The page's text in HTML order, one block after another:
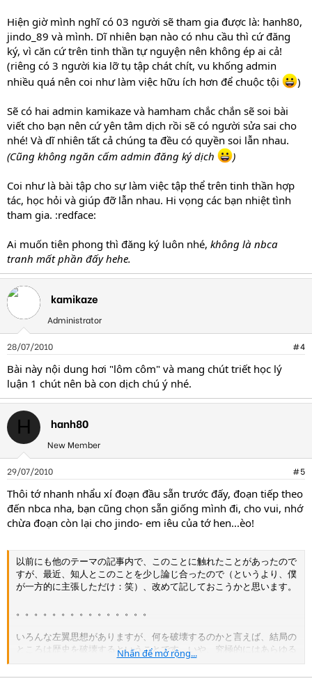
Hiện giờ mình nghĩ có 03 người sẽ tham gia được là: hanh80,
jindo_89 và mình. Dĩ nhiên bạn nào có nhu cầu thì cứ đăng
ký, vì căn cứ trên tinh thần tự nguyện nên không ép ai cả!
(riêng có 3 người kia lỡ tụ tập chát chít, vu khống admin
nhiều quá nên coi như làm việc hữu ích hơn để chuộc tội
)
Sẽ có hai admin kamikaze và hamham chắc chắn sẽ soi bài
viết cho bạn nên cứ yên tâm dịch rồi sẽ có người sửa sai cho
nhé! Và dĩ nhiên tất cả chúng ta đều có quyền soi lẫn nhau.
(Cũng không ngăn cấm admin đăng ký dịch
)
Coi như là bài tập cho sự làm việc tập thể trên tinh thần hợp
tác, học hỏi và giúp đỡ lẫn nhau. Hi vọng các bạn nhiệt tình
tham gia. :redface:
Ai muốn tiên phong thì đăng ký luôn nhé, không là nbca
tranh mất phần đấy hehe.
kamikaze
Administrator
28/07/2010 #4
Bài này nội dung hơi "lôm côm" và mang chút triết học lý
luận 1 chút nên bà con dịch chú ý nhé.
H hanh80
New Member
29/07/2010 #5
Thôi tớ nhanh nhẩu xí đoạn đầu sẵn trước đấy, đoạn tiếp theo
đến nbca nha, bạn cũng chọn sẵn giống mình đi, cho vui, nhớ
chừa đoạn còn lại cho jindo- em iêu của tớ hen...èo!
以前にも他のテーマの記事内で、このことに触れたことがあったので
すが、最近、知人とこのことを少し論じ合ったので（というより、僕
が一方的に主張しただけ：笑）、改めて記しておこうかと思います。
。。。。。。。。。。。。。。。
いろんな左翼思想がありますが、何を破壊するのかと言えば、結局の
ところは歴史を破壊するということです。いや、究極的にはあらゆる
事象から人間を「自由」にして、一人一人の人間を「個」にするため
に歴史をも破壊するということです。
Nhấn để mở rộng...